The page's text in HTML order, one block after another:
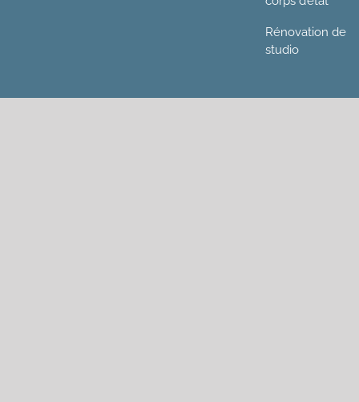
Rénovation de
studio